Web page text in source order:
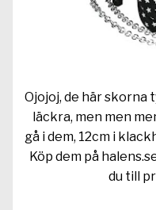
Ojojoj, de här skorna
läckra, men men
gå i dem, 12cm i
Köp dem på
du till